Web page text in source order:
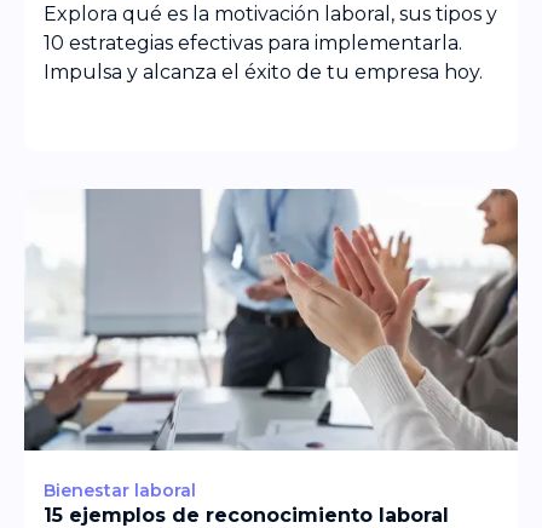
Explora qué es la motivación laboral, sus tipos y
10 estrategias efectivas para implementarla.
Impulsa y alcanza el éxito de tu empresa hoy.
Bienestar laboral
15 ejemplos de reconocimiento laboral